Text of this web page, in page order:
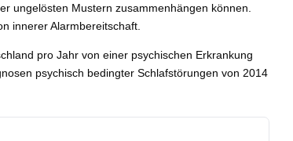
ungelösten Mustern zusammenhängen können.
innerer Alarmbereitschaft.
pro Jahr von einer psychischen Erkrankung
psychisch bedingter Schlafstörungen von 2014